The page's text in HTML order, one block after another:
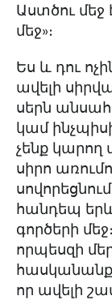
Աստծու մեջ
մեջ»։
Ես և դու
ավելի
սերն
կամ
չենք կարող
սիրո
հանդեպ
գործերի
որպեսզի
որ ավելի